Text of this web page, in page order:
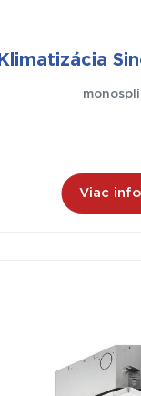
Klimatizácia
Viac